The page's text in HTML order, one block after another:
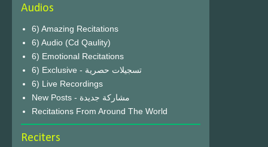
Audios
6) Amazing Recitations
6) Audio (Cd Qaulity)
6) Emotional Recitations
6) Exclusive - تسجيلات حصرية
6) Live Recordings
New Posts - مشاركة جديدة
Recitations From Around The World
Reciters